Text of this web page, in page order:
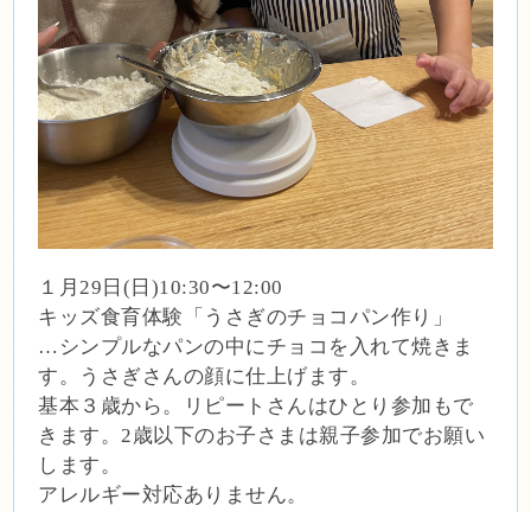
１月29日(日)10:30〜12:00
キッズ食育体験「うさぎのチョコパン作り」
…シンプルなパンの中にチョコを入れて焼きま
す。うさぎさんの顔に仕上げます。
基本３歳から。リピートさんはひとり参加もで
きます。2歳以下のお子さまは親子参加でお願い
します。
アレルギー対応ありません。